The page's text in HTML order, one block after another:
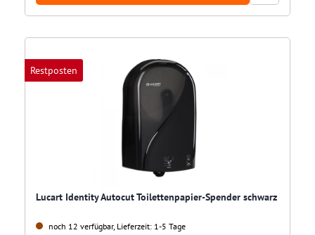
Restposten
Lucart Identity Autocut Toilettenpapier-Spender schwarz
noch 12 verfügbar, Lieferzeit: 1-5 Tage